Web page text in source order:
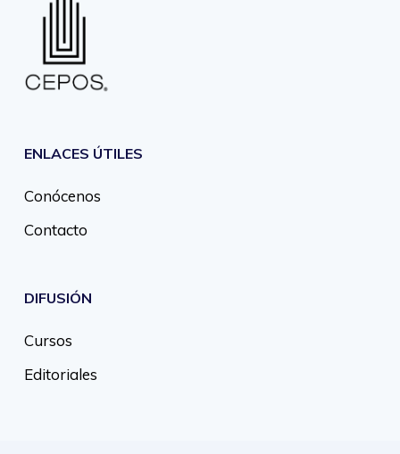
ENLACES ÚTILES
Conócenos
Contacto
DIFUSIÓN
Cursos
Editoriales